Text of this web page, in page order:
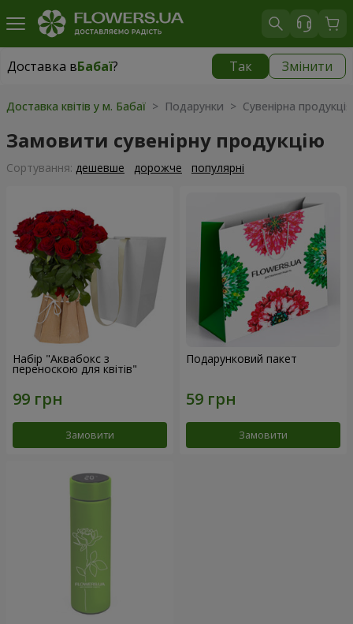
Доставка вБабаї? Так Змінити
Доставка вБабаї
Доставка квітів у м. Бабаї > Подарунки > Сувенірна продукція
Замовити сувенірну продукцію
Сортування: дешевше дорожче популярні
Набір "Аквабокс з
переноскою для квітів"
Замовити
Подарунковий пакет
Замовити